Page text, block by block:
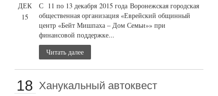
ДЕК
15
С 11 по 13 декабря 2015 года Воронежская городская
общественная организация «Еврейский общинный
центр «Бейт Мишпаха – Дом Семьи»» при
финансовой поддержке...
Читать далее
18 Ханукальный автоквест